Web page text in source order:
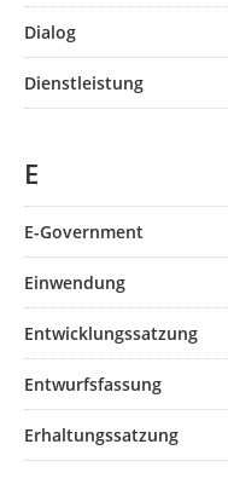
Dialog
Dienstleistung
E
E-Government
Einwendung
Entwicklungssatzung
Entwurfsfassung
Erhaltungssatzung